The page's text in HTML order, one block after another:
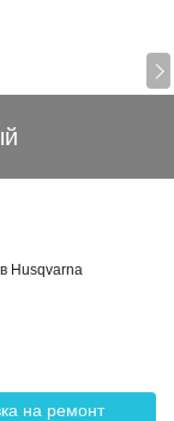
Husqvarna
на ремонт